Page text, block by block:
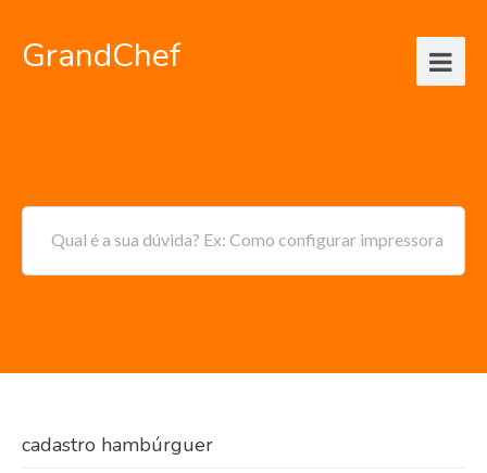
GrandChef
Qual é a sua dúvida? Ex: Como configurar impressora
cadastro hambúrguer